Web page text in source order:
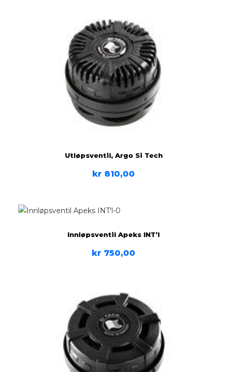
Utløpsventil, Argo Si Tech
kr 810,00
Innløpsventil Apeks INT’l
kr 750,00